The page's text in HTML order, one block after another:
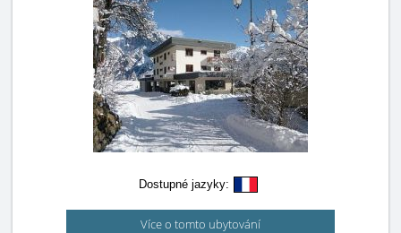
Dostupné jazyky:
Více o tomto ubytování